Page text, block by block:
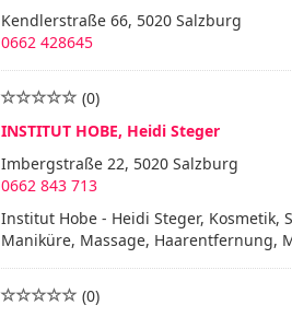
Kendlerstraße 66, 5020 Salzburg
0662 428645
(0)
INSTITUT HOBE, Heidi Steger
Imbergstraße 22, 5020 Salzburg
0662 843 713
Institut Hobe - Heidi Steger, Kosmetik,
Maniküre, Massage, Haarentfernung,
(0)